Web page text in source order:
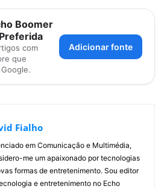
Boomer
com
que
Adicionar fonte
Fialho
em Comunicação e Multimédia,
me um apaixonado por tecnologias
formas de entretenimento. Sou editor
e entretenimento no Echo